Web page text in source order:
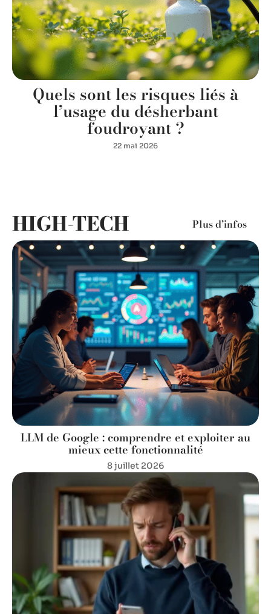
Quels sont les risques liés à
l’usage du désherbant
foudroyant ?
22 mai 2026
HIGH-TECH Plus d’infos
LLM de Google : comprendre et exploiter au
mieux cette fonctionnalité
8 juillet 2026